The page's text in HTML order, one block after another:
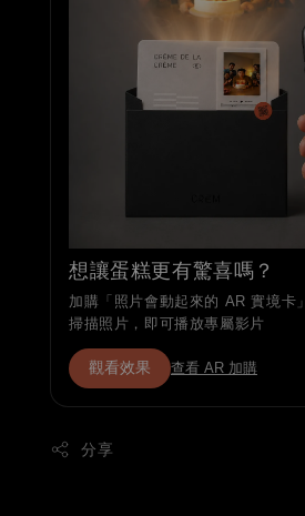
想讓蛋糕更有驚喜嗎？
加購「照片會動起來的 AR 實境卡」
掃描照片，即可播放專屬影片
觀看效果 查看 AR 加購
分享